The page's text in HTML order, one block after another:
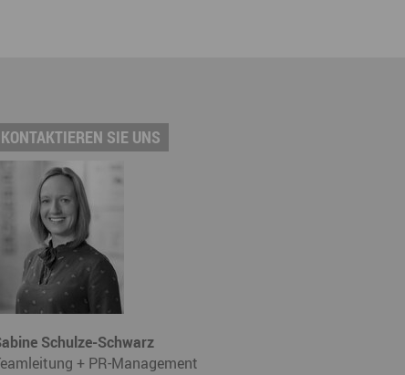
KONTAKTIEREN SIE UNS
Schulze-Schwarz
+ PR-Management